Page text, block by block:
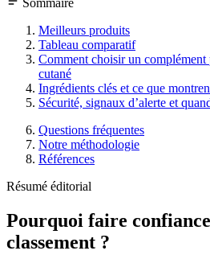
Meilleurs produits
Tableau comparatif
Comment choisir un complément
cutané
Ingrédients clés et ce que
Sécurité, signaux d’alerte et
Questions fréquentes
Notre méthodologie
Références
Résumé éditorial
Pourquoi faire
classement ?